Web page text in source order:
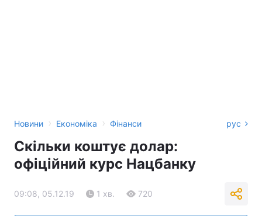
Новини › Економіка › Фінанси рус
Скільки коштує долар:
офіційний курс Нацбанку
09:08, 05.12.19 1 хв. 720